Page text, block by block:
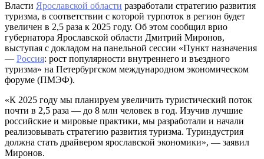
Власти Ярославской области разработали стратегию развития
туризма, в соответствии с которой турпоток в регион будет
увеличен в 2,5 раза к 2025 году. Об этом сообщил врио
губернатора Ярославской области Дмитрий Миронов,
выступая с докладом на панельной сессии «Пункт назначения
— Россия: рост популярности внутреннего и въездного
туризма» на Петербургском международном экономическом
форуме (ПМЭФ).
«К 2025 году мы планируем увеличить туристический поток
почти в 2,5 раза — до 8 млн человек в год. Изучив лучшие
российские и мировые практики, мы разработали и начали
реализовывать стратегию развития туризма. Туриндустрия
должна стать драйвером ярославской экономики», — заявил
Миронов.